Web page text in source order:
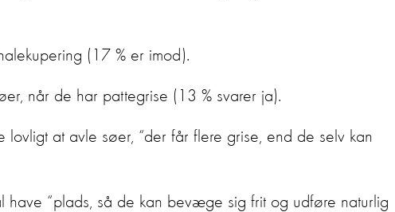
(17 % er imod).
når de har pattegrise (13 % svarer ja).
at avle søer, “der får flere grise, end de selv kan
have “plads, så de kan bevæge sig frit og udføre naturlig